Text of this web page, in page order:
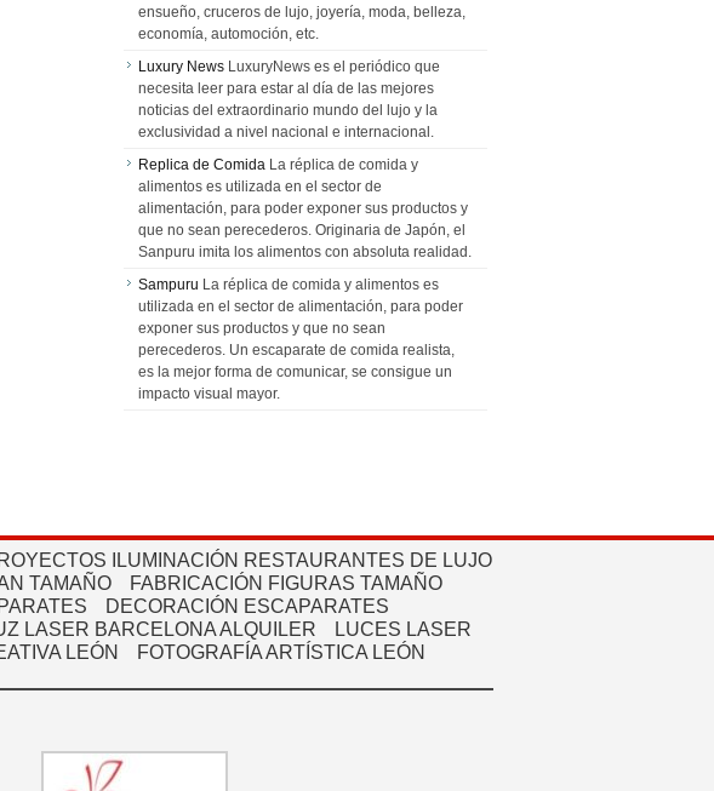
ensueño, cruceros de lujo, joyería, moda, belleza,
economía, automoción, etc.
Luxury News LuxuryNews es el periódico que
necesita leer para estar al día de las mejores
noticias del extraordinario mundo del lujo y la
exclusividad a nivel nacional e internacional.
Replica de Comida La réplica de comida y
alimentos es utilizada en el sector de
alimentación, para poder exponer sus productos y
que no sean perecederos. Originaria de Japón, el
Sanpuru imita los alimentos con absoluta realidad.
Sampuru La réplica de comida y alimentos es
utilizada en el sector de alimentación, para poder
exponer sus productos y que no sean
perecederos. Un escaparate de comida realista,
es la mejor forma de comunicar, se consigue un
impacto visual mayor.
ILUMINACIÓN RESTAURANTES DE LUJO
TAMAÑO
FABRICACIÓN FIGURAS TAMAÑO
DECORACIÓN ESCAPARATES
LASER BARCELONA ALQUILER
LUCES LASER
LEÓN
FOTOGRAFÍA ARTÍSTICA LEÓN